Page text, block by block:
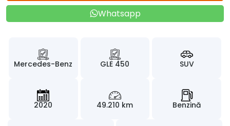
Whatsapp
Mercedes-Benz GLE 450 SUV
2020 49.210 km Benzină